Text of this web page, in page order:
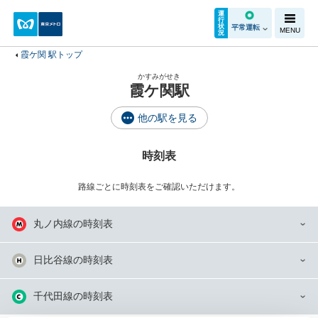
運
行
状
況
平常運転 MENU
霞ケ関 駅トップ
かすみがせき
霞ケ関駅
他の駅を見る
時刻表
路線ごとに時刻表をご確認いただけます。
丸ノ内線の時刻表
日比谷線の時刻表
千代田線の時刻表